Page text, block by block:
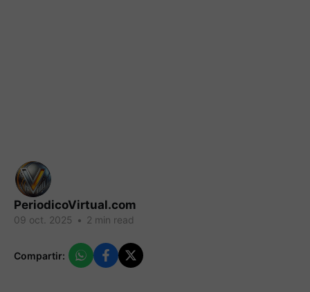
PeriodicoVirtual.com
09 oct. 2025 • 2 min read
Compartir: